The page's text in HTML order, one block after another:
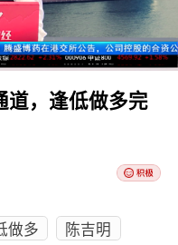
道，逢低做多完
做多 陈吉明